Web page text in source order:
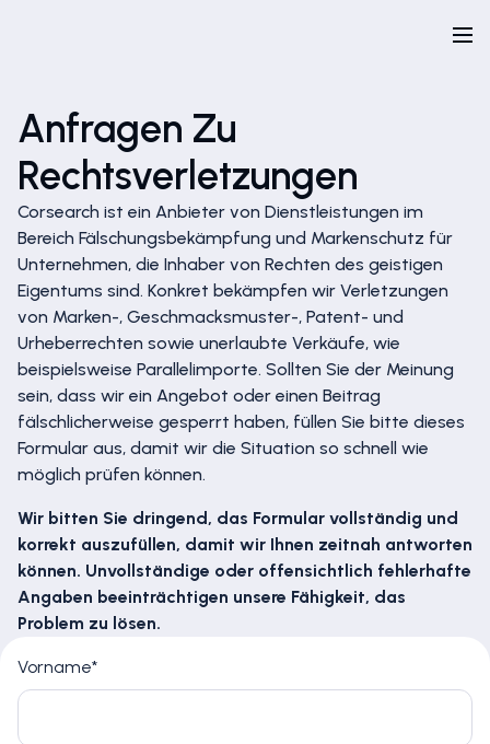
Anfragen Zu
Rechtsverletzungen
Corsearch ist ein Anbieter von Dienstleistungen im
Bereich Fälschungsbekämpfung und Markenschutz für
Unternehmen, die Inhaber von Rechten des geistigen
Eigentums sind. Konkret bekämpfen wir Verletzungen
von Marken-, Geschmacksmuster-, Patent- und
Urheberrechten sowie unerlaubte Verkäufe, wie
beispielsweise Parallelimporte. Sollten Sie der Meinung
sein, dass wir ein Angebot oder einen Beitrag
fälschlicherweise gesperrt haben, füllen Sie bitte dieses
Formular aus, damit wir die Situation so schnell wie
möglich prüfen können.
Wir bitten Sie dringend, das Formular vollständig und
korrekt auszufüllen, damit wir Ihnen zeitnah antworten
können. Unvollständige oder offensichtlich fehlerhafte
Angaben beeinträchtigen unsere Fähigkeit, das
Problem zu lösen.
Vorname*